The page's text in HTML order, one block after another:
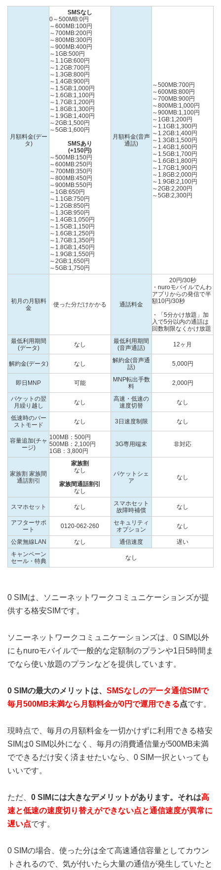
月額料金(デー
タ)
SMSなし
0～500MB:0円
～600MB:100円
～700MB:200円
～800MB:300円
～900MB:400円
～1GB:500円
～1.1GB:600円
～1.2GB:700円
～1.3GB:800円
～1.4GB:900円
～1.5GB:1,000円
～1.6GB:1,100円
～1.7GB:1,200円
～1.8GB:1,300円
～1.9GB:1,400円
～2GB:1,500円
～5GB:1,600円
SMSあり
(+150円)
～500MB:150円
～600MB:250円
～700MB:350円
～800MB:450円
～900MB:550円
～1GB:650円
～1.1GB:750円
～1.2GB:850円
～1.3GB:950円
～1.4GB:1,050円
～1.5GB:1,150円
～1.6GB:1,250円
～1.7GB:1,350円
～1.8GB:1,450円
～1.9GB:1,550円
～2GB:1,650円
～5GB:1,750円
月額料金(音声
通話)
～500MB:700円
～600MB:800円
～700MB:900円
～800MB:1,000円
～900MB:1,100円
～1GB:1,200円
～1.1GB:1,300円
～1.2GB:1,400円
～1.3GB:1,500円
～1.4GB:1,600円
～1.5GB:1,700円
～1.6GB:1,800円
～1.7GB:1,900円
～1.8GB:2,000円
～1.9GB:2,100円
～2GB:2,200円
～5GB:2,300円
初月の月額料
金
使った分だけかかる 通話料金
20円/30秒
・nuroモバイルでんわ
アプリからの発信で半
額10円/30秒
・「5分かけ放題」加
入で5分以内の通話は
回数制限なくかけ放題
最低利用期間
(データ)
なし
最低利用期間
(音声通話)
12ヶ月
解約金(データ) なし
解約金(音声通
話)
5,000円
即日MNP 可能
MNP転出手数
料
2,000円
パケットの翌
月繰り越し
なし
高速・低速の
速度切替
なし
低速時のバー
ストモード
なし 3日速度制限 なし
容量追加(チャ
ージ)
100MB：500円
500MB：2,100円
1GB：3,800円
3G専用端末 非対応
家族割 家族間
通話割引
家族割
なし
家族間通話割引
なし
パケットシェ
ア
なし
スマホセット なし
スマホセット
故障時補償
なし
アフターサポ
ート
0120-062-260
セキュリティ
オプション
なし
公衆無線LAN なし 通信速度
遅い
キャンペーン
セール・特典
なし
0 SIMは、ソニーネットワークコミュニケーションズが提
供する格安SIMです。
ソニーネットワークコミュニケーションズは、0 SIM以外
にもnuroモバイルで一般的な定額制のプランや1日5時間ま
でなら使い放題のプランなどを提供しています。
0 SIMの最大のメリットは、 SMSなしのデータ通信SIMで
毎月500MB未満なら月額料金が0円で運用できる点です。
現時点で、毎月の月額料金を一切かけずに利用できる格安
SIMは0 SIM以外になく、毎月の消費通信量が500MB未満
でできるだけ安く済ませたいなら、0 SIM一択といっても
いいです。
ただ、 0 SIMには大きなデメリットがあります。それは高
速と低速の速度切り替えができない点と通信速度が異常に
遅い点です。
0 SIMの場合、使った分は全て高速通信容量としてカウン
トされるので、気が付いたら大量の通信が発生していたと